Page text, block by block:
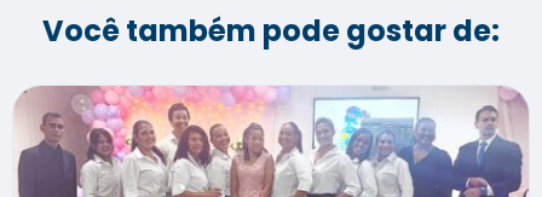
Você também pode gostar de: